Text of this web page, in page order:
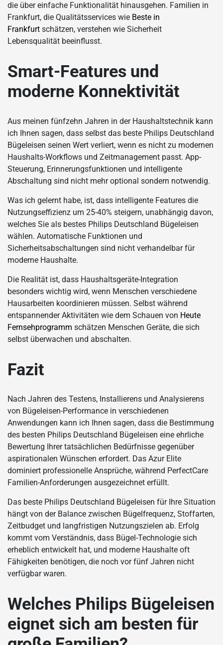
die über einfache Funktionalität hinausgehen. Familien in
Frankfurt, die Qualitätsservices wie Beste in
Frankfurt schätzen, verstehen wie Sicherheit
Lebensqualität beeinflusst.
Smart-Features und
moderne Konnektivität
Aus meinen fünfzehn Jahren in der Haushaltstechnik kann
ich Ihnen sagen, dass selbst das beste Philips Deutschland
Bügeleisen seinen Wert verliert, wenn es nicht zu modernen
Haushalts-Workflows und Zeitmanagement passt. App-
Steuerung, Erinnerungsfunktionen und intelligente
Abschaltung sind nicht mehr optional sondern notwendig.
Was ich gelernt habe, ist, dass intelligente Features die
Nutzungseffizienz um 25-40% steigern, unabhängig davon,
welches Sie als bestes Philips Deutschland Bügeleisen
wählen. Automatische Funktionen und
Sicherheitsabschaltungen sind nicht verhandelbar für
moderne Haushalte.
Die Realität ist, dass Haushaltsgeräte-Integration
besonders wichtig wird, wenn Menschen verschiedene
Hausarbeiten koordinieren müssen. Selbst während
entspannender Aktivitäten wie dem Schauen von Heute
Fernsehprogramm schätzen Menschen Geräte, die sich
selbst überwachen und abschalten.
Fazit
Nach Jahren des Testens, Installierens und Analysierens
von Bügeleisen-Performance in verschiedenen
Anwendungen kann ich Ihnen sagen, dass die Bestimmung
des besten Philips Deutschland Bügeleisen eine ehrliche
Bewertung Ihrer tatsächlichen Bedürfnisse gegenüber
aspirationalen Wünschen erfordert. Das Azur Elite
dominiert professionelle Ansprüche, während PerfectCare
Familien-Anforderungen ausgezeichnet erfüllt.
Das beste Philips Deutschland Bügeleisen für Ihre Situation
hängt von der Balance zwischen Bügelfrequenz, Stoffarten,
Zeitbudget und langfristigen Nutzungszielen ab. Erfolg
kommt vom Verständnis, dass Bügel-Technologie sich
erheblich entwickelt hat, und moderne Haushalte oft
Fähigkeiten benötigen, die noch vor fünf Jahren nicht
verfügbar waren.
Welches Philips Bügeleisen
eignet sich am besten für